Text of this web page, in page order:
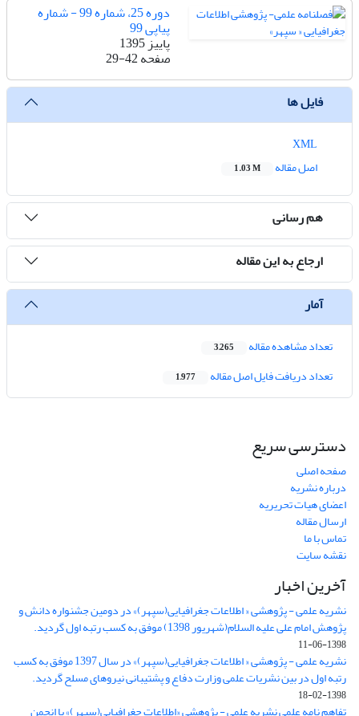
دوره 25، شماره 99 - شماره
پیاپی 99
پاییز 1395
صفحه29-42
فایل ها
اصل مقاله
1.03 M
هم رسانی
ارجاع به این مقاله
آمار
تعداد مشاهده مقاله 3,265
تعداد دریافت فایل اصل مقاله 1,977
دسترسی سریع
صفحه اصلی
درباره نشریه
اعضای هیات تحریریه
ارسال مقاله
تماس با ما
نقشه سایت
آخرین اخبار
نشریه علمی - پژوهشی « اطلاعات جغرافیایی(سپهر)» در دومین جشنواره دانش و
پژوهش امام علی علیه السلام(شهریور 1398) موفق به کسب رتبه اول گردید.
1398-06-11
نشریه علمی - پژوهشی « اطلاعات جغرافیایی(سپهر)» در سال 1397 موفق به کسب
رتبه اول در بین نشریات علمی وزارت دفاع و پشتیبانی نیروهای مسلح گردید.
1398-02-18